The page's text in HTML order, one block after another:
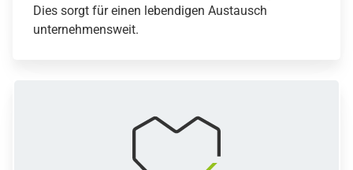
Dies sorgt für einen lebendigen Austausch
unternehmensweit.